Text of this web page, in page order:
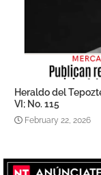
Heraldo del
VI; No. 115
February 22, 2026